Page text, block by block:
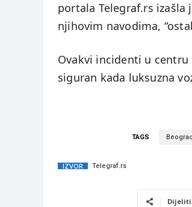
portala Telegraf.rs
njihovim navodima,
Ovakvi incidenti u
siguran kada luksuzna
TAGS
IZVOR Telegraf.rs
Dijeliti